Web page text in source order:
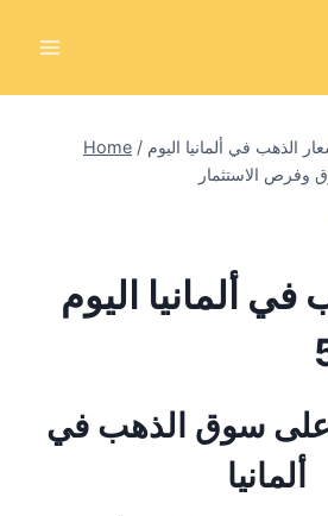
Home / الذهب في ألمانيا اليوم
في ألمانيا اليوم
سوق الذهب في
ألمانيا